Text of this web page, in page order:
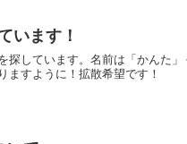
います！
探しています。名前は「かんた
ますように！拡散希望です！